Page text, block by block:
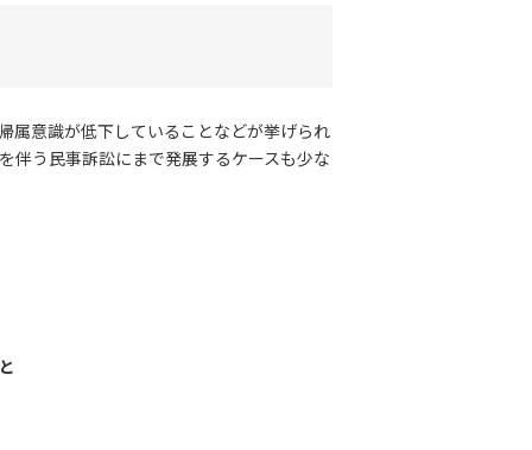
属意識が低下していることなどが挙げられ
伴う民事訴訟にまで発展するケースも少な